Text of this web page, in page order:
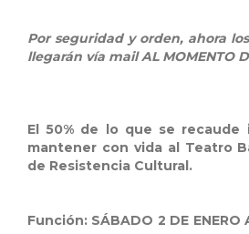
Por seguridad y orden, ahora
llegarán vía mail AL MOMENTO
El 50% de lo que se recaude
mantener con vida al Teatro
de Resistencia Cultural.
Función: SÁBADO 2 DE ENERO